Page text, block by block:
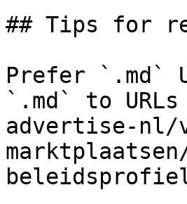
## Tips for
Prefer `.md`
`.md` to
advertise-nl/